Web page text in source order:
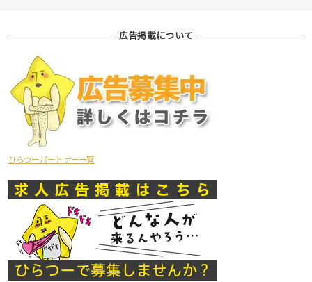
広告掲載について
ひらつーパートナー一覧